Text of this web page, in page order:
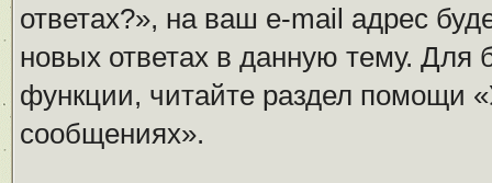
ответах?», на ваш e-mail адрес
новых ответах в данную тему.
функции, читайте раздел помощи
сообщениях».